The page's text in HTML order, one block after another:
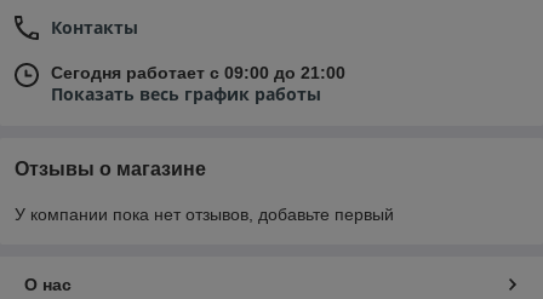
Контакты
Сегодня работает с 09:00 до 21:00
Показать весь график работы
Отзывы о магазине
У компании пока нет отзывов, добавьте первый
О нас